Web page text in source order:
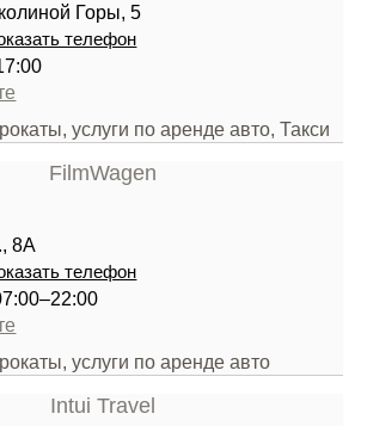
Горы, 5
телефон
услуги по аренде авто, Такси
8А
телефон
услуги по аренде авто